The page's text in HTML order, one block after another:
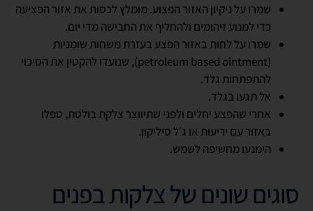
שמרו על ניקיון האזור הפצוע. מומלץ לכסות את אזור הפציעה
כדי למנוע זיהומים ולהחליף את החבישה מדי יום.
שמרו על לחות באזור הפצע בעזרת משחות שומניות
(
petroleum based ointment), שנועדו להקטין את הסיכוי
להתפתחות גלד.
אל תגעו בגלד.
אחרי שהפצע יחלים ולפני שתיווצר צלקת בולטת, טפלו
באזור עם יריעות או ג׳ל סיליקון.
הימנעו מחשיפה לשמש.
סוגים שונים של צלקות בפנים